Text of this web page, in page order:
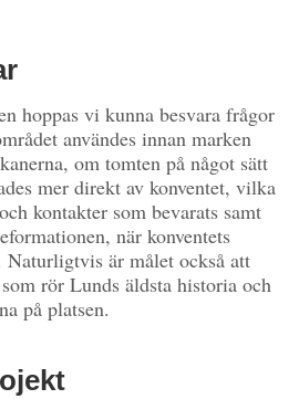
hoppas vi kunna besvara frågor
användes innan marken
om tomten på något sätt
mer direkt av konventet, vilka
kontakter som bevarats samt
när konventets
Naturligtvis är målet också att
rör Lunds äldsta historia och
på platsen.